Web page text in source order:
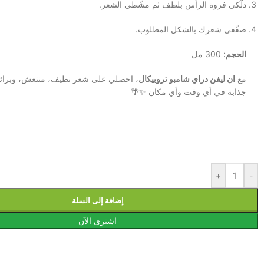
دلّكي فروة الرأس بلطف ثم مشّطي الشعر.
صفّفي شعرك بالشكل المطلوب.
الحجم:
مع ان ليفن دراي شامبو تروبيكال، احصلي على شعر نظيف، منتعش،
جذابة في أي وقت وأي مكان ✨🌴
-
+
إضافة إلى السلة
اشترى الآن